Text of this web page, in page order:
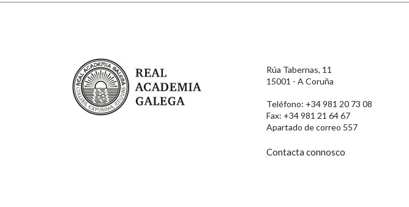
En cumprimento da normativa vixente en materia de Protección de Datos de Carácter
aqueles usuarios que faciliten o seu correo electrónico, así como calquera outra información
usuarios poderán exercer o seu dereito de acceso, rectificación, oposición e cancelación dos
Real Academia Galega
Rúa Tabernas, 11
15001 - A Coruña
Teléfono: +34 981 20 73 08
Fax: +34 981 21 64 67
Apartado de correo 557
Contacta connosco